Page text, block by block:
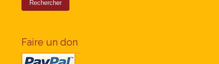
Faire un don